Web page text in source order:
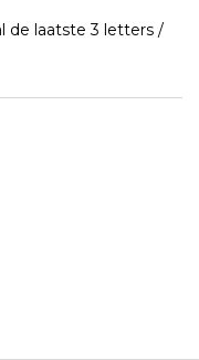
de laatste 3 letters /